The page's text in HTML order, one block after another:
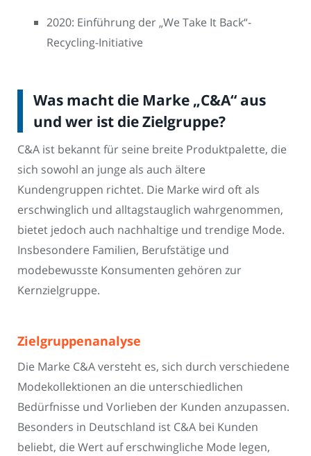
2020: Einführung der „We Take It Back“-
Recycling-Initiative
Was macht die Marke „C&A“ aus
und wer ist die Zielgruppe?
C&A ist bekannt für seine breite Produktpalette, die
sich sowohl an junge als auch ältere
Kundengruppen richtet. Die Marke wird oft als
erschwinglich und alltagstauglich wahrgenommen,
bietet jedoch auch nachhaltige und trendige Mode.
Insbesondere Familien, Berufstätige und
modebewusste Konsumenten gehören zur
Kernzielgruppe.
Zielgruppenanalyse
Die Marke C&A versteht es, sich durch verschiedene
Modekollektionen an die unterschiedlichen
Bedürfnisse und Vorlieben der Kunden anzupassen.
Besonders in Deutschland ist C&A bei Kunden
beliebt, die Wert auf erschwingliche Mode legen,